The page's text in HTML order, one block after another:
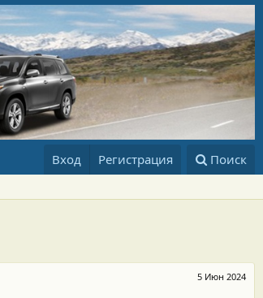
Вход Регистрация Поиск
5 Июн 2024